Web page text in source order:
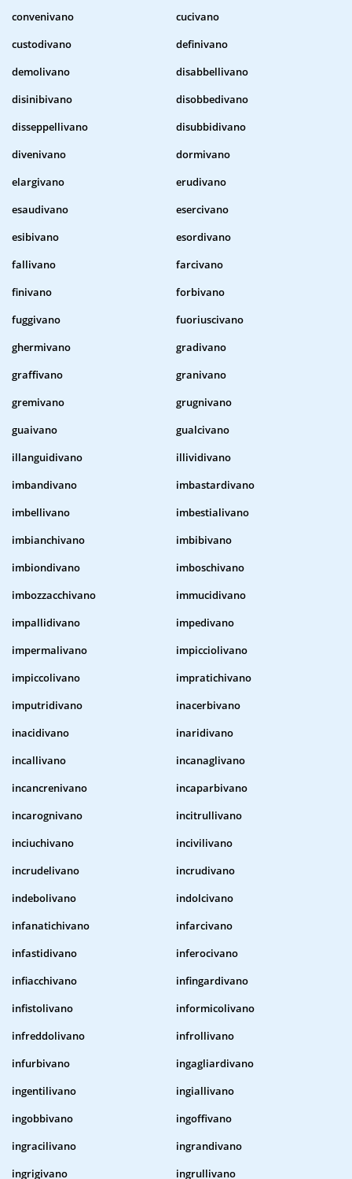
convenivano
cucivano
custodivano
definivano
demolivano
disabbellivano
disinibivano
disobbedivano
disseppellivano
disubbidivano
divenivano
dormivano
elargivano
erudivano
esaudivano
esercivano
esibivano
esordivano
fallivano
farcivano
finivano
forbivano
fuggivano
fuoriuscivano
ghermivano
gradivano
graffivano
granivano
gremivano
grugnivano
guaivano
gualcivano
illanguidivano
illividivano
imbandivano
imbastardivano
imbellivano
imbestialivano
imbianchivano
imbibivano
imbiondivano
imboschivano
imbozzacchivano
immucidivano
impallidivano
impedivano
impermalivano
impicciolivano
impiccolivano
impratichivano
imputridivano
inacerbivano
inacidivano
inaridivano
incallivano
incanaglivano
incancrenivano
incaparbivano
incarognivano
incitrullivano
inciuchivano
incivilivano
incrudelivano
incrudivano
indebolivano
indolcivano
infanatichivano
infarcivano
infastidivano
inferocivano
infiacchivano
infingardivano
infistolivano
informicolivano
infreddolivano
infrollivano
infurbivano
ingagliardivano
ingentilivano
ingiallivano
ingobbivano
ingoffivano
ingracilivano
ingrandivano
ingrigivano
ingrullivano